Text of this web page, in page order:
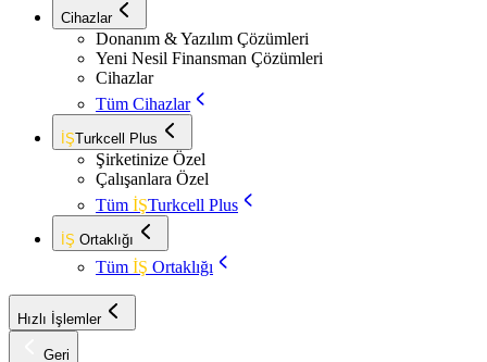
Cihazlar
Donanım & Yazılım Çözümleri
Yeni Nesil Finansman Çözümleri
Cihazlar
Tüm Cihazlar
İŞTurkcell Plus
Şirketinize Özel
Çalışanlara Özel
Tüm İŞTurkcell Plus
İŞ Ortaklığı
Tüm İŞ Ortaklığı
Hızlı İşlemler
Geri